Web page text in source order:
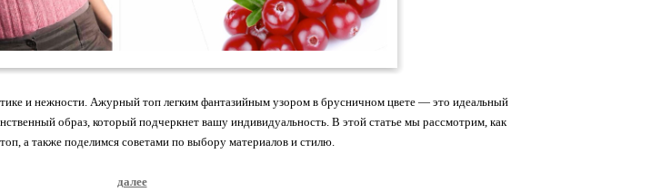
и нежности. Ажурный топ легким фантазийным узором в брусничном цвете — это идеальный
образ, который подчеркнет вашу индивидуальность. В этой статье мы рассмотрим, как
топ, а также поделимся советами по выбору материалов и стилю.
далее